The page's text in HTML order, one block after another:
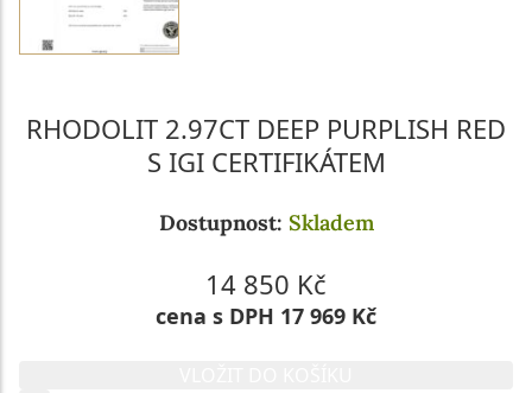
RHODOLIT 2.97CT DEEP PURPLISH RED
S IGI CERTIFIKÁTEM
Dostupnost: Skladem
14 850 Kč
cena s DPH 17 969 Kč